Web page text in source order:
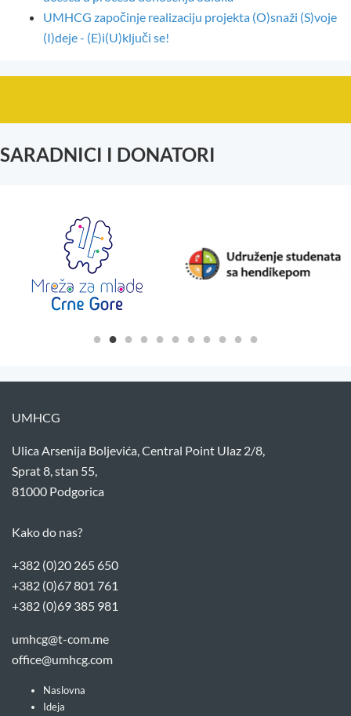
UMHCG započinje realizaciju projekta (O)snaži (S)voje
(I)deje - (E)i(U)ključi se!
SARADNICI I DONATORI
UMHCG
Ulica Arsenija Boljevića, Central Point Ulaz 2/8,
Sprat 8, stan 55,
81000 Podgorica
Kako do nas?
+382 (0)20 265 650
+382 (0)67 801 761
+382 (0)69 385 981
umhcg@t-com.me
office@umhcg.com
Naslovna
Ideja